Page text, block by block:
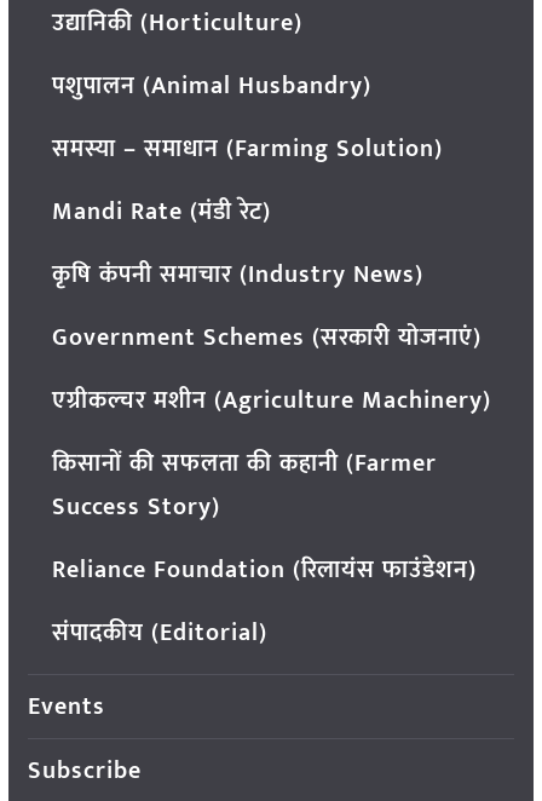
उद्यानिकी (Horticulture)
पशुपालन (Animal Husbandry)
समस्या – समाधान (Farming Solution)
Mandi Rate (मंडी रेट)
कृषि कंपनी समाचार (Industry News)
Government Schemes (सरकारी योजनाएं)
एग्रीकल्चर मशीन (Agriculture Machinery)
किसानों की सफलता की कहानी (Farmer
Success Story)
Reliance Foundation (रिलायंस फाउंडेशन)
संपादकीय (Editorial)
Events
Subscribe